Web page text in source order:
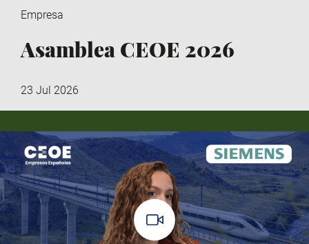
Empresa
Asamblea CEOE 2026
23 Jul 2026